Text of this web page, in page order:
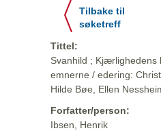
Tilbake til
søketreff
Tittel:
Svanhild ; Kjærlighedens
emnerne / edering:
Hilde Bøe, Ellen
Forfatter/person:
Ibsen, Henrik